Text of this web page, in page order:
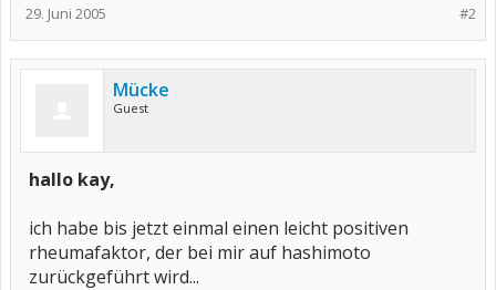
#2
29. Juni 2005
Mücke
Guest
hallo kay,
ich habe bis jetzt einmal einen leicht positiven
rheumafaktor, der bei mir auf hashimoto
zurückgeführt wird...